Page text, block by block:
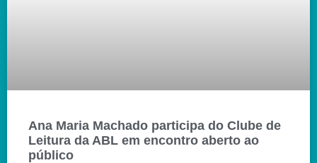
Ana Maria Machado participa do Clube de
Leitura da ABL em encontro aberto ao
público